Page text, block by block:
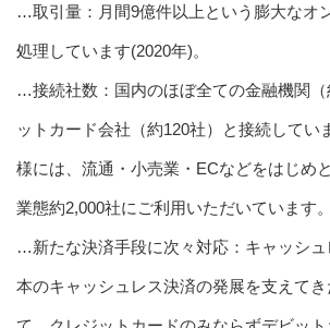
…取引量：月間9億件以上という膨大なオ
処理しています(2020年)。
…接続社数：国内のほぼ全ての金融機関（
ットカード会社（約120社）と接続してい
様には、流通・小売業・ECなどをはじめ
業態約2,000社にご利用いただいています。
…新たな決済手段に次々対応：キャッシュ
本のキャッシュレス決済の発展を支えて